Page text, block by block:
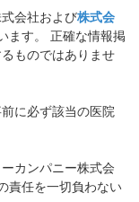
会社および株式会
ます。 正確な情報掲
ものではありませ
に必ず該当の医院
カンパニー株式会
責任を一切負わない